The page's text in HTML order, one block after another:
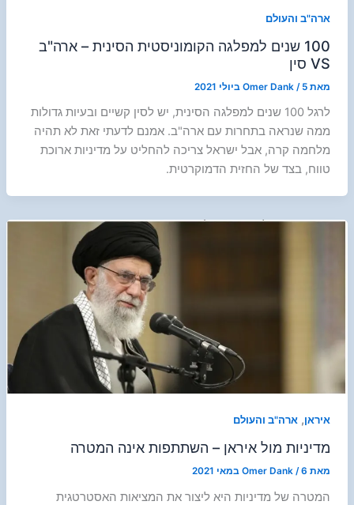
ארה"ב והעולם
100 שנים למפלגה הקומוניסטית הסינית – ארה"ב
VS סין
מאת Omer Dank / 5 ביולי 2021
לרגל 100 שנים למפלגה הסינית, יש לסין קשיים ובעיות גדולות
ממה שנראה בתחרות עם ארה"ב. אמנם לדעתי זאת לא תהיה
מלחמה קרה, אבל ישראל צריכה להחליט על מדיניות ארוכת
טווח, בצד של החזית הדמוקרטית.
איראן, ארה"ב והעולם
מדיניות מול איראן – השתתפות אינה המטרה
מאת Omer Dank/6 במאי 2021
המטרה של מדיניות היא ליצור את המציאות האסטרטגית